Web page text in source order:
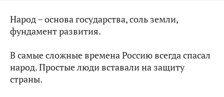
Народ – основа государства, соль земли,
фундамент развития.
В самые сложные времена Россию всегда спасал
народ. Простые люди вставали на защиту
страны.